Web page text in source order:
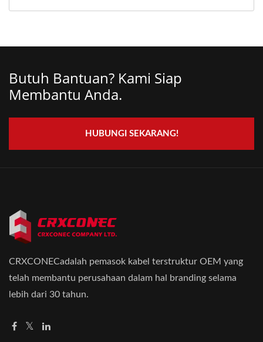
Butuh Bantuan? Kami Siap
Membantu Anda.
HUBUNGI SEKARANG!
CRXCONECadalah pemasok kabel terstruktur OEM yang
telah membantu perusahaan dalam hal branding selama
lebih dari 30 tahun.